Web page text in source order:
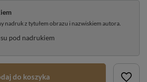
nadruk z tytułem obrazu i nazwiskiem autora.
pod nadrukiem
do koszyka